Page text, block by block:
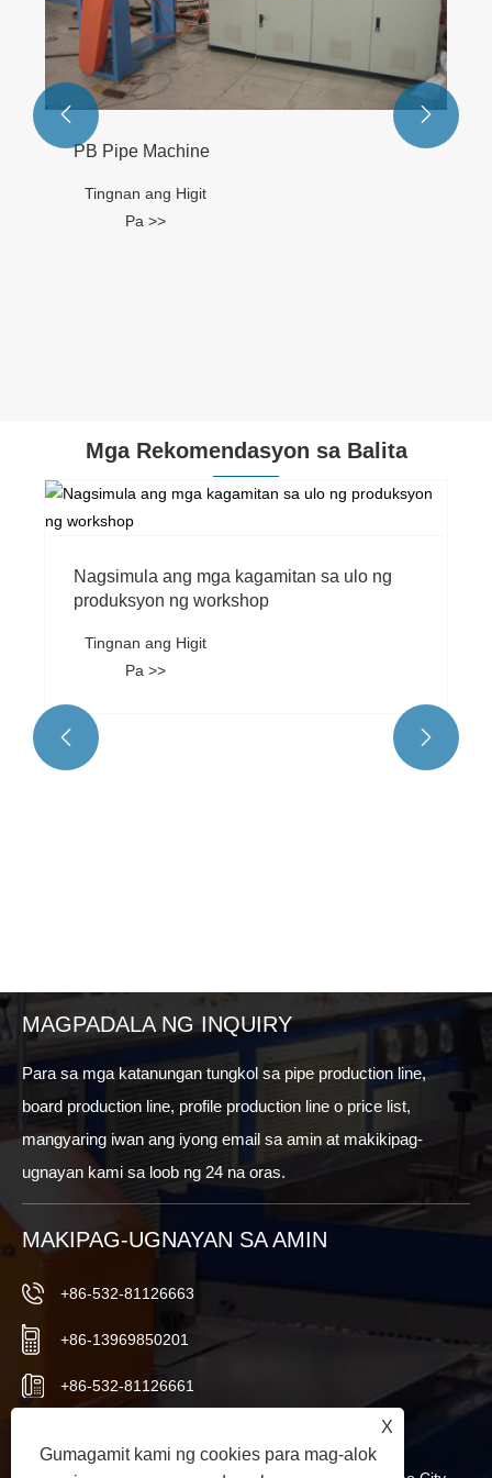
PB Pipe Machine
Tingnan ang Higit
Pa >>
 
Mga Rekomendasyon sa Balita
Nagsimula ang mga kagamitan sa ulo ng
produksyon ng workshop
Tingnan ang Higit
Pa >>
 
MAGPADALA NG INQUIRY
Para sa mga katanungan tungkol sa pipe production line,
board production line, profile production line o price list,
mangyaring iwan ang iyong email sa amin at makikipag-
ugnayan kami sa loob ng 24 na oras.
MAKIPAG-UGNAYAN SA AMIN
+86-532-81126663
+86-13969850201
+86-532-81126661
X
Gumagamit kami ng cookies para mag-alok